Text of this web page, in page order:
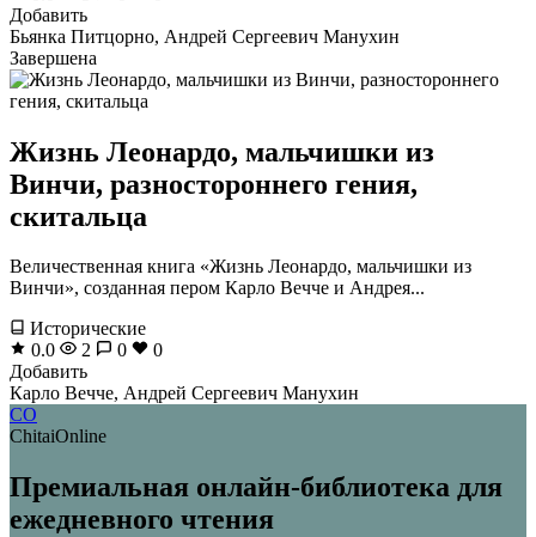
Добавить
Бьянка Питцорно, Андрей Сергеевич Манухин
Завершена
Жизнь Леонардо, мальчишки из
Винчи, разностороннего гения,
скитальца
Величественная книга «Жизнь Леонардо, мальчишки из
Винчи», созданная пером Карло Вечче и Андрея...
Исторические
0.0
2 0
0
Добавить
Карло Вечче, Андрей Сергеевич Манухин
CO
ChitaiOnline
Премиальная онлайн-библиотека для
ежедневного чтения